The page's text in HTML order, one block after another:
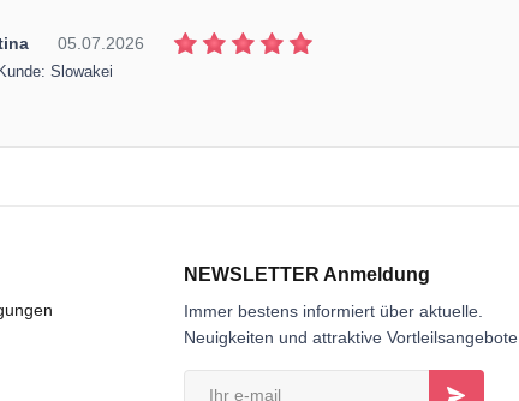
05.07.2026
Slowakei
NEWSLETTER Anmeldung
Immer bestens informiert über aktuelle.
Neuigkeiten und attraktive Vortleilsangebote.